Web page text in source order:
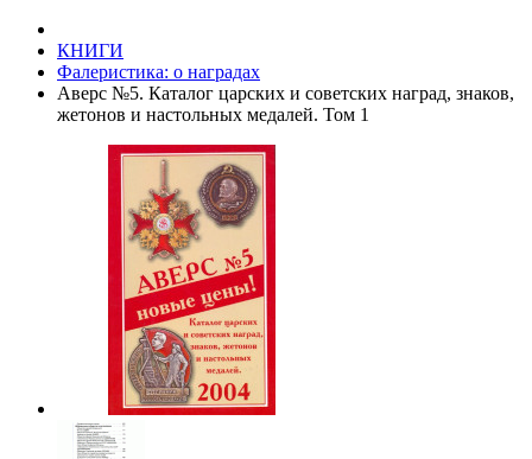
КНИГИ
Фалеристика: о наградах
Аверс №5. Каталог царских и советских наград, знаков,
жетонов и настольных медалей. Том 1